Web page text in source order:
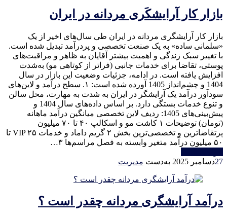
بازار كار آرايشكَرى مردانه در ايران
بازار کار آرایشگری مردانه در ایران طی سال‌های اخیر از یک
«سلمانی ساده» به یک صنعت تخصصی و پردرآمد تبدیل شده است.
با تغییر سبک زندگی و اهمیت بیشتر آقایان به ظاهر و مراقبت‌های
پوستی، تقاضا برای خدمات جانبی (فراتر از کوتاهی مو) به‌شدت
افزایش یافته است. در ادامه، جزئیات وضعیت این بازار در سال
1404 و چشم‌انداز 1405 آورده شده است: ۱. سطح درآمد و لاین‌های
سودآور درآمد یک آرایشگر در ایران به شدت به مهارت، محل سالن
و تنوع خدمات بستگی دارد. بر اساس داده‌های سال 1404 و
پیش‌بینی‌های 1405: ردیف لاین تخصصی میانگین درآمد ماهانه
(تومان) توضیحات ۱ کاشت مو و اسکالپ ۴۰ تا ۷۰ میلیون
پرتقاضاترین و تخصصی‌ترین بخش ۲ گریم داماد و خدمات VIP ۲۵ تا
۵۰ میلیون درآمد متغیر وابسته به فصل مراسم‌ها ۳…
27دسامبر 2025 به‌دست مدیریت
درآمد آرایشگری مردانه چقدر است ؟